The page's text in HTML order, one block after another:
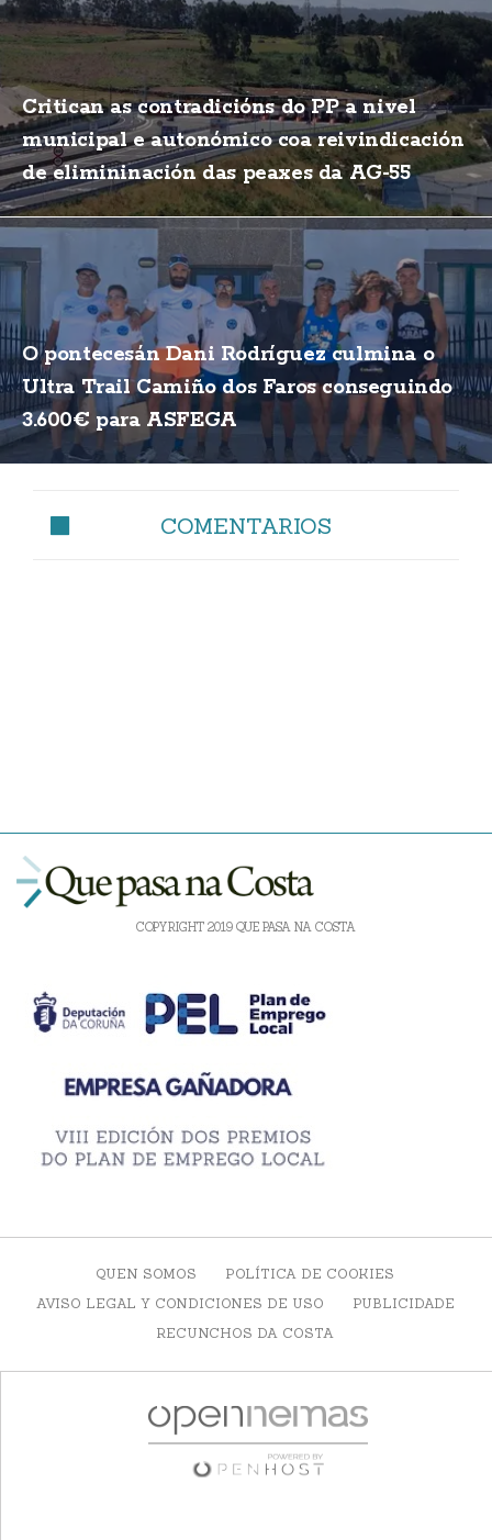
Critican as contradicións do PP a nivel
municipal e autonómico coa reivindicación
de elimininación das peaxes da AG-55
O pontecesán Dani Rodríguez culmina o
Ultra Trail Camiño dos Faros conseguindo
3.600€ para ASFEGA
COMENTARIOS
COPYRIGHT 2019 QUE PASA NA COSTA
QUEN SOMOS
POLÍTICA DE COOKIES
AVISO LEGAL Y CONDICIONES DE USO
PUBLICIDADE
RECUNCHOS DA COSTA